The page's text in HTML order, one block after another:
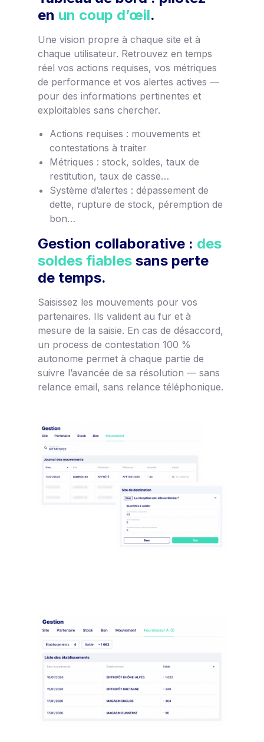
en un coup d’œil.
Une vision propre à chaque site et à
chaque utilisateur. Retrouvez en temps
réel vos actions requises, vos métriques
de performance et vos alertes actives —
pour des informations pertinentes et
exploitables sans chercher.
Actions requises : mouvements et
contestations à traiter
Métriques : stock, soldes, taux de
restitution, taux de casse…
Système d’alertes : dépassement de
dette, rupture de stock, péremption de
bon…
Gestion collaborative : des
soldes fiables sans perte
de temps.
Saisissez les mouvements pour vos
partenaires. Ils valident au fur et à
mesure de la saisie. En cas de désaccord,
un process de contestation 100 %
autonome permet à chaque partie de
suivre l’avancée de sa résolution — sans
relance email, sans relance téléphonique.